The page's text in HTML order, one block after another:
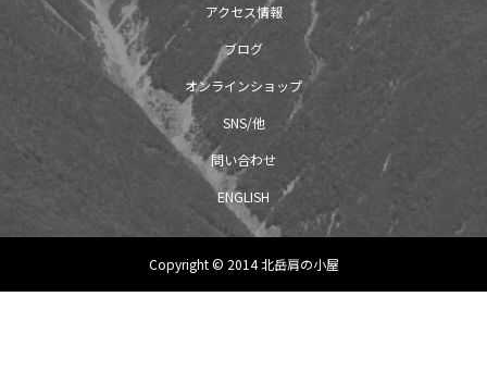
アクセス情報
ブログ
オンラインショップ
SNS/他
問い合わせ
ENGLISH
Copyright © 2014 北岳肩の小屋